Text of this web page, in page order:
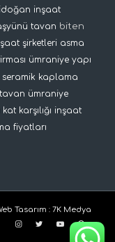
inşaat
tavan biten
şirketleri asma
ümraniye yapı
seramik kaplama
ümraniye
kat karşılığı inşaat
fiyatları
Tasarım : 7K Medya